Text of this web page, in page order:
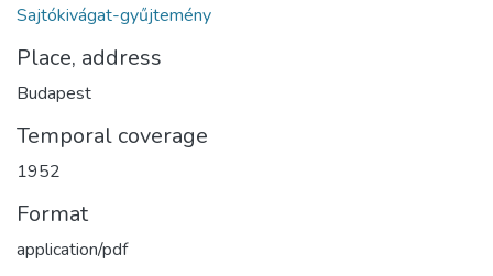
Sajtókivágat-gyűjtemény
Place, address
Budapest
Temporal coverage
1952
Format
application/pdf